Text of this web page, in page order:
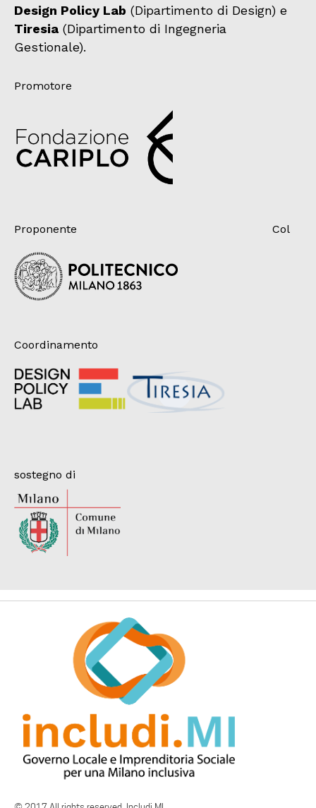
Design Policy Lab (Dipartimento di Design) e
Tiresia (Dipartimento di Ingegneria
Gestionale).
Promotore
Proponente
Coordinamento
Col
sostegno di